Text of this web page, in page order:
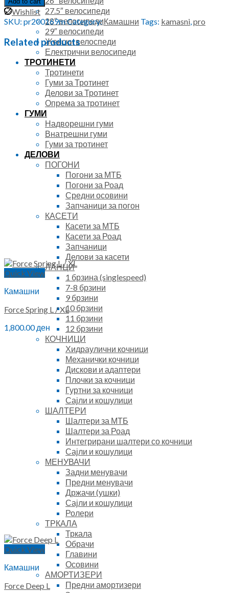
27.5″ велосипеди
28″ велосипеди
29″ велосипеди
Женски велоспеди
Електрични велосипеди
ТРОТИНЕТИ
Тротинети
Гуми за Тротинет
Делови за Тротинет
Опрема за тротинет
ГУМИ
Надворешни гуми
Внатрешни гуми
Гуми за тротинет
ДЕЛОВИ
ПОГОНИ
Погони за МТБ
Погони за Роад
Средни осовини
Запчаници за погон
КАСЕТИ
Касети за МТБ
Касети за Роад
Запчаници
Делови за касети
ЛАНЦИ
1 брзина (singlespeed)
7-8 брзини
9 брзини
10 брзини
11 брзини
12 брзини
КОЧНИЦИ
Хидраулични кочници
Механички кочници
Дискови и адаптери
Плочки за кочници
Гуртни за кочници
Сајли и кошулици
ШАЛТЕРИ
Шалтери за МТБ
Шалтери за Роад
Интегрирани шалтери со кочници
Сајли и кошулици
МЕНУВАЧИ
Задни менувачи
Предни менувачи
Држачи (ушки)
Сајли и кошулици
Ролери
ТРКАЛА
Тркала
Обрачи
Главини
Осовини
АМОРТИЗЕРИ
Предни амортизери
Wishlist
SKU: pr200169mCategory:Камашни Tags: kamasni,pro
Related products
Quick View
Камашни
Force Spring L / XL
1,800.00ден
Quick View
Камашни
Force Deep L